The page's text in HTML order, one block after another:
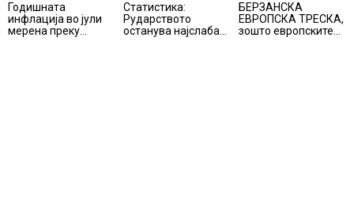
Годишната
инфлација во јули
мерена преку
Статистика:
Рударството
останува најслаба
БЕРЗАНСКА
ЕВРОПСКА ТРЕСКА,
зошто европските